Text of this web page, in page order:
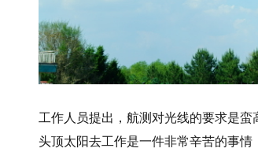
工作人员提出，航测对光线的要求是蛮
头顶太阳去工作是一件非常辛苦的事